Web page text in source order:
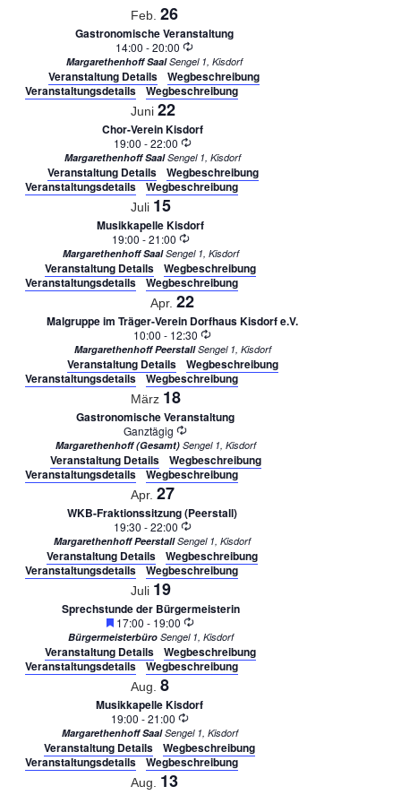
Feb. 26
Gastronomische Veranstaltung
14:00 -20:00 Wiederholung
Margarethenhoff Saal Sengel 1, Kisdorf
Veranstaltung Details
Wegbeschreibung
Veranstaltungsdetails
Wegbeschreibung
Juni 22
Chor-Verein Kisdorf
19:00 -22:00 Wiederholung
Margarethenhoff Saal Sengel 1, Kisdorf
Veranstaltung Details
Wegbeschreibung
Veranstaltungsdetails
Wegbeschreibung
Juli 15
Musikkapelle Kisdorf
19:00 -21:00 Wiederholung
Margarethenhoff Saal Sengel 1, Kisdorf
Veranstaltung Details
Wegbeschreibung
Veranstaltungsdetails
Wegbeschreibung
Apr. 22
Malgruppe im Träger-Verein Dorfhaus Kisdorf e.V.
10:00 - 12:30 Wiederholung
Margarethenhoff Peerstall Sengel 1, Kisdorf
Veranstaltung Details
Wegbeschreibung
Veranstaltungsdetails
Wegbeschreibung
März 18
Gastronomische Veranstaltung
Ganztägig Wiederholung
Margarethenhoff (Gesamt) Sengel 1, Kisdorf
Veranstaltung Details
Wegbeschreibung
Veranstaltungsdetails
Wegbeschreibung
Apr. 27
WKB-Fraktionssitzung (Peerstall)
19:30 -22:00 Wiederholung
Margarethenhoff Peerstall Sengel 1, Kisdorf
Veranstaltung Details
Wegbeschreibung
Veranstaltungsdetails
Wegbeschreibung
Juli 19
Sprechstunde der Bürgermeisterin
Empfohlen
17:00 - 19:00 Wiederholung
Bürgermeisterbüro Sengel 1, Kisdorf
Veranstaltung Details
Wegbeschreibung
Veranstaltungsdetails
Wegbeschreibung
Aug. 8
Musikkapelle Kisdorf
19:00 -21:00 Wiederholung
Margarethenhoff Saal Sengel 1, Kisdorf
Veranstaltung Details
Wegbeschreibung
Veranstaltungsdetails
Wegbeschreibung
Aug. 13